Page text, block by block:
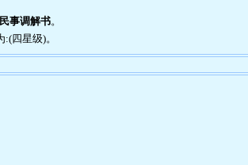
事调解书。
四星级)。